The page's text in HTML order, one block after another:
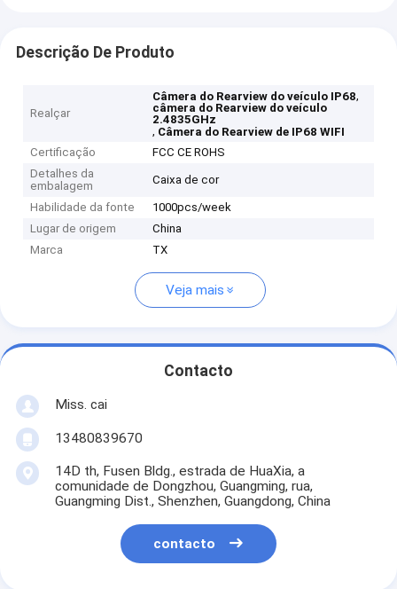
Descrição De Produto
Realçar
Câmera do Rearview do veículo IP68,
câmera do Rearview do veículo
2.4835GHz
, Câmera do Rearview de IP68 WIFI
Certificação
FCC CE ROHS
Detalhes da
embalagem
Caixa de cor
Habilidade da fonte
1000pcs/week
Lugar de origem
China
Marca
TX
Veja mais
Contacto
Miss. cai
13480839670
14D th, Fusen Bldg., estrada de HuaXia, a
comunidade de Dongzhou, Guangming, rua,
Guangming Dist., Shenzhen, Guangdong, China
contacto